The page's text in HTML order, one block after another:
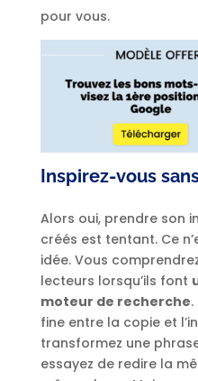
pour vous.
Inspirez-vous
Alors oui, prendre son
créés est tentant. Ce
idée. Vous
lecteurs lorsqu’ils font
moteur de recherche
fine entre la copie et
transformez une
essayez de redire la